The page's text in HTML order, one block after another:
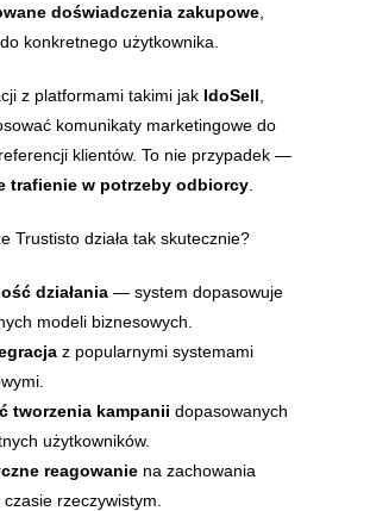
doświadczenia zakupowe
konkretnego użytkownika.
z platformami takimi jak IdoSell
komunikaty marketingowe do
klientów. To nie przypadek —
trafienie w potrzeby odbiorcy
Trustisto działa tak skutecznie?
działania — system dopasowuje
modeli biznesowych.
z popularnymi systemami
tworzenia kampanii dopasowanych
użytkowników.
reagowanie na zachowania
rzeczywistym.